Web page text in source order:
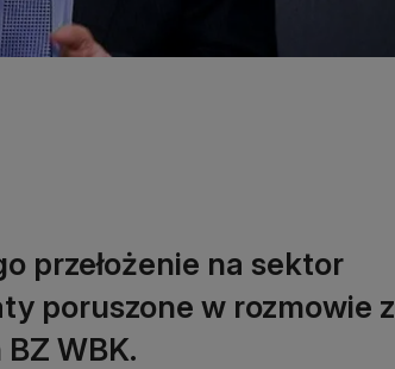
przełożenie na sektor
poruszone w rozmowie z
WBK.